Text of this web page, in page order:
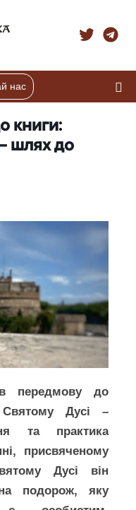
нас
книги:
шлях до
передмову до
Дусі –
та практика
присвяченому
Дусі він
подорож, яку